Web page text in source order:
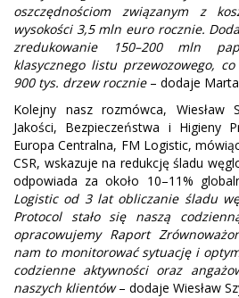
oszczędnościom związanym z
wysokości 3,5 mln euro rocznie.
zredukowanie 150–200 mln
klasycznego listu przewozowego,
900 tys. drzew rocznie– dodaje
Kolejny nasz rozmówca, Wiesław
Jakości, Bezpieczeństwa i Higieny
Europa Centralna, FM Logistic,
CSR, wskazuje na redukcję śladu
odpowiada za około 10–11%
Logistic od 3 lat obliczanie śladu
Protocol stało się naszą
opracowujemy Raport
nam to monitorować sytuację i
codzienne aktywności oraz
naszych klientów– dodaje Wiesław